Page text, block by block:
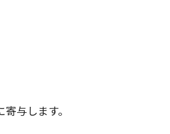
与します。